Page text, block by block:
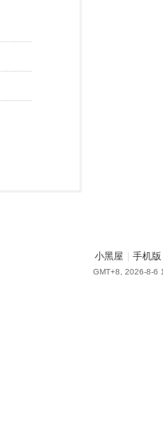
小黑屋 手机版
GMT+8, 2026-8-6